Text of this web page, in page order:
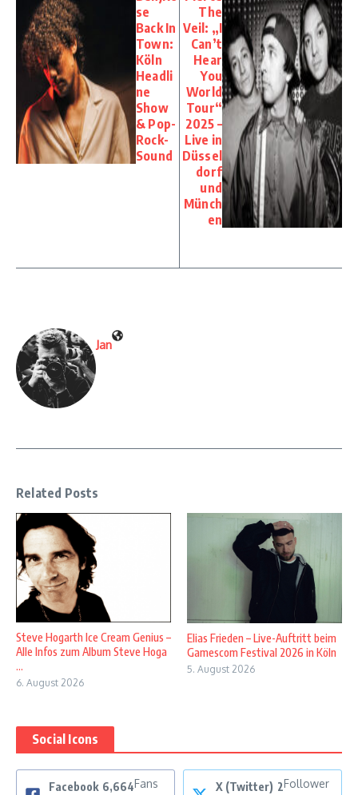
se
Back In
Town:
Köln
Headli
ne
Show
& Pop-
Rock-
Sound
The
Veil: „I
Can’t
Hear
You
World
Tour“
2025 –
Live in
Düssel
dorf
und
Münch
en
Jan
Related Posts
Steve Hogarth Ice Cream Genius –
Alle Infos zum Album Steve Hoga
...
6. August 2026
Elias Frieden – Live-Auftritt beim
Gamescom Festival 2026 in Köln
5. August 2026
Social Icons
Facebook 6,664Fans
X (Twitter) 2Follower